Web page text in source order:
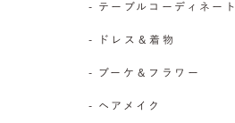
- テーブルコーディネート
- ドレス＆着物
- ブーケ＆フラワー
- ヘアメイク